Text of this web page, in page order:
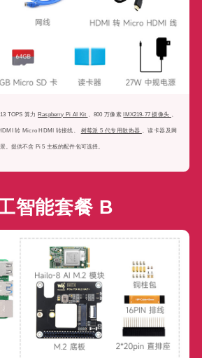
TOPS 算力Raspberry Pi AI Kit 、800 万像素IMX219-77 摄像头
转 Micro HDMI 转接线、 树莓派 5 代专用散热器 、读卡器及网
。提供不含 Pi 5 主板的配件包可选择。
智能套餐 B